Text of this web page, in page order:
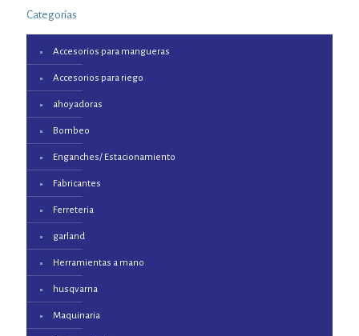
Categorías
Accesorios para mangueras
Accesorios para riego
ahoyadoras
Bombeo
Enganches/ Estacionamiento
Fabricantes
Ferreteria
garland
Herramientas a mano
husqvarna
Maquinaria